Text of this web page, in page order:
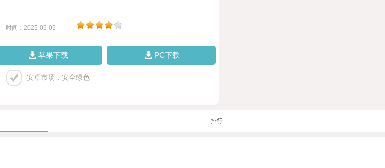
时间：2025-05-05
苹果下载 PC下载
安卓市场，安全绿色
排行